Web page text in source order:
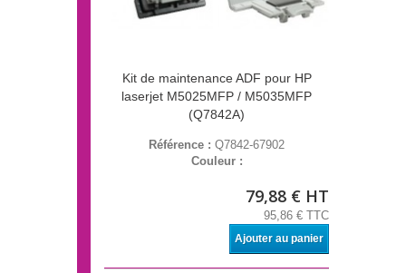
Kit de maintenance ADF pour HP
laserjet M5025MFP / M5035MFP
(Q7842A)
Référence : Q7842-67902
Couleur :
79,88 € HT
95,86 € TTC
Ajouter au panier